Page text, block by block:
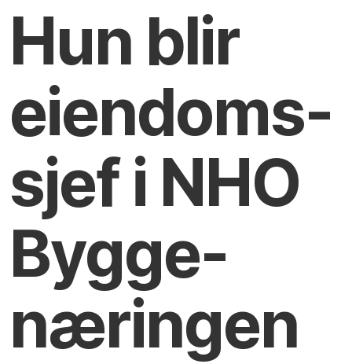
Hun blir
eiendoms­
sjef i NHO
Bygge­
næringen